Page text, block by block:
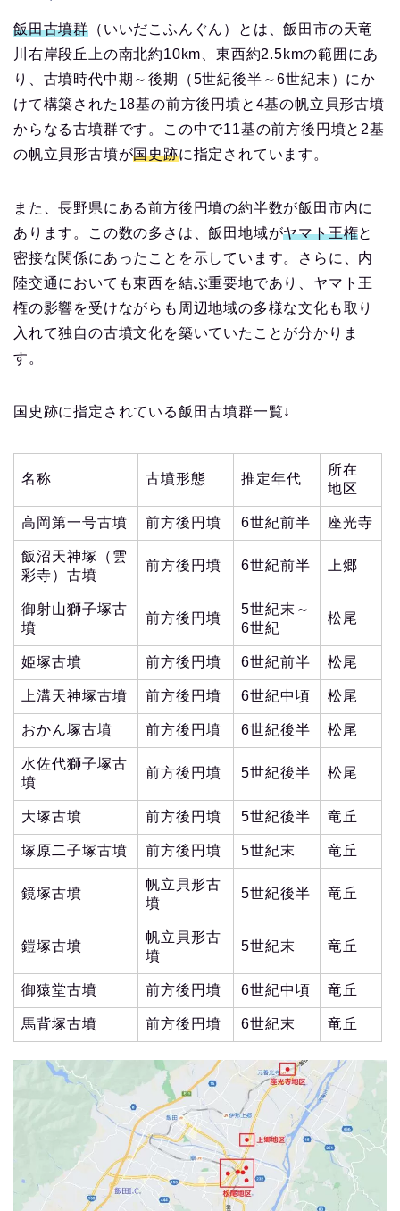
飯田古墳群 （いいだこふんぐん）とは、飯田市の天竜
川右岸段丘上の南北約10km、東西約2.5kmの範囲にあ
り、古墳時代中期～後期（5世紀後半～6世紀末）にか
けて構築された18基の前方後円墳と4基の帆立貝形古墳
からなる古墳群です。この中で11基の前方後円墳と2基
の帆立貝形古墳が国史跡に指定されています。
また、長野県にある前方後円墳の約半数が飯田市内に
あります。この数の多さは、飯田地域がヤマト王権と
密接な関係にあったことを示しています。さらに、内
陸交通においても東西を結ぶ重要地であり、ヤマト王
権の影響を受けながらも周辺地域の多様な文化も取り
入れて独自の古墳文化を築いていたことが分かりま
す。
国史跡に指定されている飯田古墳群一覧↓
名称 古墳形態 推定年代
所在
地区
高岡第一号古墳 前方後円墳 6世紀前半 座光寺
飯沼天神塚（雲
彩寺）古墳
前方後円墳 6世紀前半 上郷
御射山獅子塚古
墳
前方後円墳
5世紀末～
6世紀
松尾
姫塚古墳 前方後円墳 6世紀前半 松尾
上溝天神塚古墳 前方後円墳 6世紀中頃 松尾
おかん塚古墳 前方後円墳 6世紀後半 松尾
水佐代獅子塚古
墳
前方後円墳 5世紀後半 松尾
大塚古墳 前方後円墳 5世紀後半 竜丘
塚原二子塚古墳 前方後円墳 5世紀末 竜丘
鏡塚古墳
帆立貝形古
墳
5世紀後半 竜丘
鎧塚古墳
帆立貝形古
墳
5世紀末 竜丘
御猿堂古墳 前方後円墳 6世紀中頃 竜丘
馬背塚古墳 前方後円墳 6世紀末 竜丘